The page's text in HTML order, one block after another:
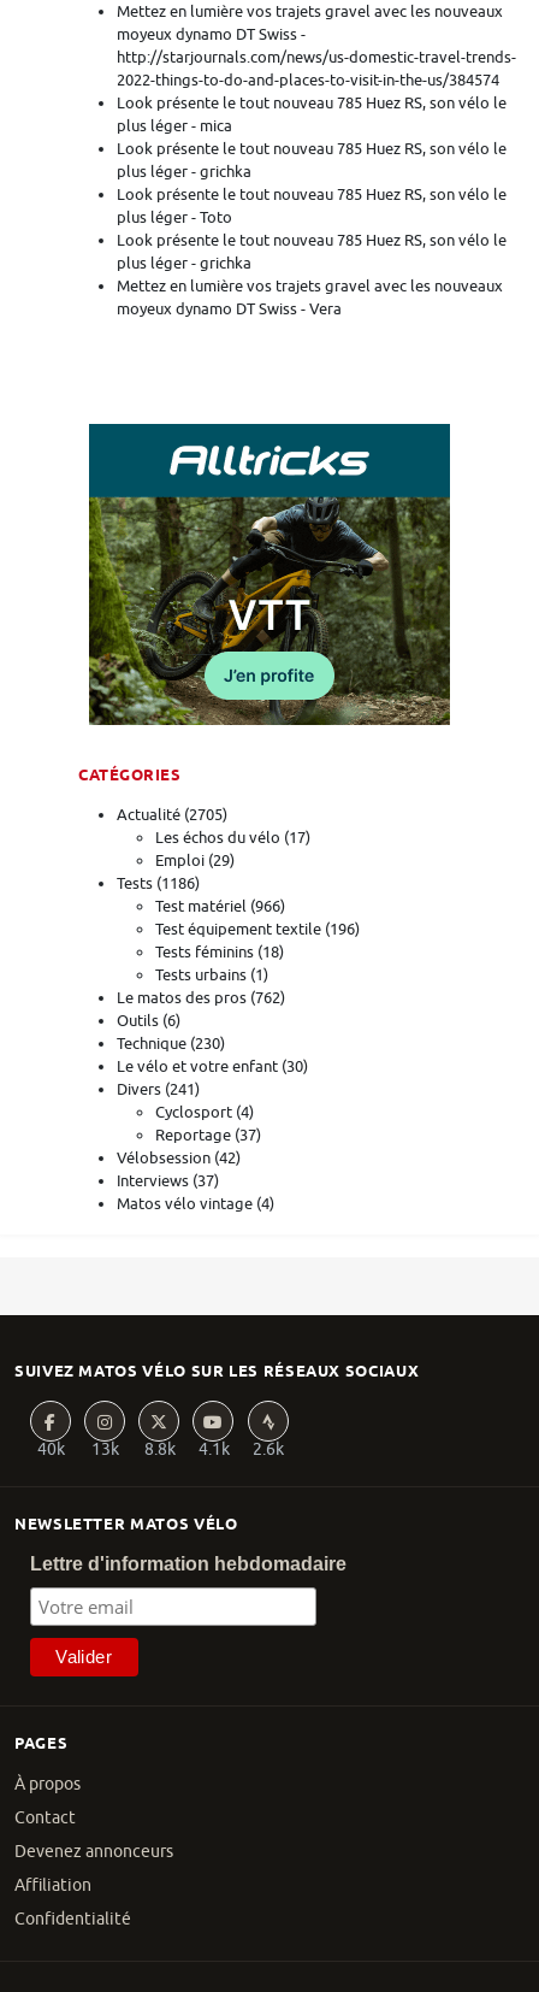
Mettez en lumière vos trajets gravel avec les nouveaux
moyeux dynamo DT Swiss -
http://starjournals.com/news/us-domestic-travel-trends-
2022-things-to-do-and-places-to-visit-in-the-us/384574
Look présente le tout nouveau 785 Huez RS, son vélo le
plus léger - mica
Look présente le tout nouveau 785 Huez RS, son vélo le
plus léger - grichka
Look présente le tout nouveau 785 Huez RS, son vélo le
plus léger - Toto
Look présente le tout nouveau 785 Huez RS, son vélo le
plus léger - grichka
Mettez en lumière vos trajets gravel avec les nouveaux
moyeux dynamo DT Swiss - Vera
CATÉGORIES
Actualité (2705)
Les échos du vélo (17)
Emploi (29)
Tests (1186)
Test matériel (966)
Test équipement textile (196)
Tests féminins (18)
Tests urbains (1)
Le matos des pros (762)
Outils (6)
Technique (230)
Le vélo et votre enfant (30)
Divers (241)
Cyclosport (4)
Reportage (37)
Vélobsession (42)
Interviews (37)
Matos vélo vintage (4)
PAGES
À propos
Contact
Devenez annonceurs
Affiliation
Confidentialité
NEWSLETTER MATOS VÉLO
Lettre d'information hebdomadaire
SUIVEZ MATOS VÉLO SUR LES RÉSEAUX SOCIAUX
40k 13k 8.8k 4.1k 2.6k